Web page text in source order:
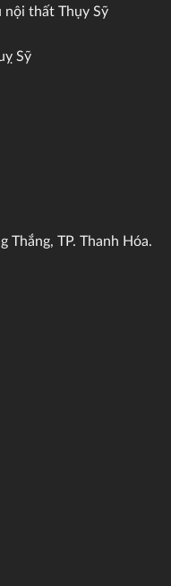
nội thất Thụy Sỹ
Sỹ
Thắng, TP. Thanh Hóa.